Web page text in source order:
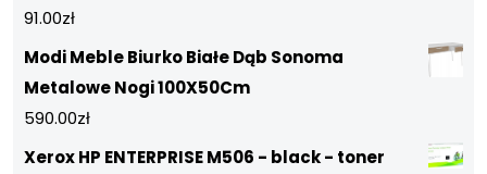
91.00zł
Modi Meble Biurko Białe Dąb Sonoma
Metalowe Nogi 100X50Cm
590.00zł
Xerox HP ENTERPRISE M506 - black - toner